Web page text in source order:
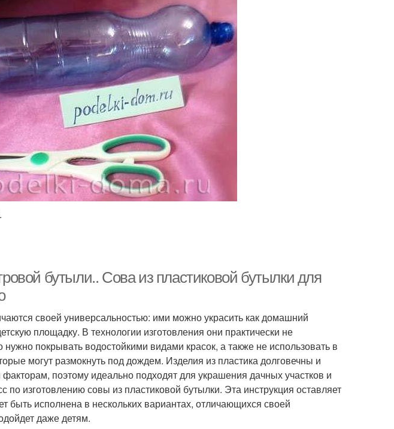
бутыли.. Сова из пластиковой бутылки для
своей универсальностью: ими можно украсить как домашний
площадку. В технологии изготовления они практически не
покрывать водостойкими видами красок, а также не использовать в
могут размокнуть под дождем. Изделия из пластика долговечны и
поэтому идеально подходят для украшения дачных участков и
по изготовлению совы из пластиковой бутылки. Эта инструкция оставляет
быть исполнена в нескольких вариантах, отличающихся своей
даже детям.